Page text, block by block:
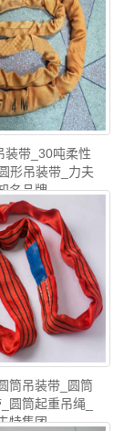
装带_30吨柔性
形吊装带_力夫
名品牌
筒吊装带_圆筒
圆筒起重吊绳_
特集团